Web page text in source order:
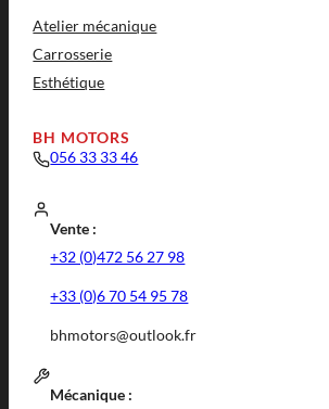
Atelier mécanique
Carrosserie
Esthétique
BH MOTORS
056 33 33 46
Vente :
+32 (0)472 56 27 98
+33 (0)6 70 54 95 78
bhmotors@outlook.fr
Mécanique :